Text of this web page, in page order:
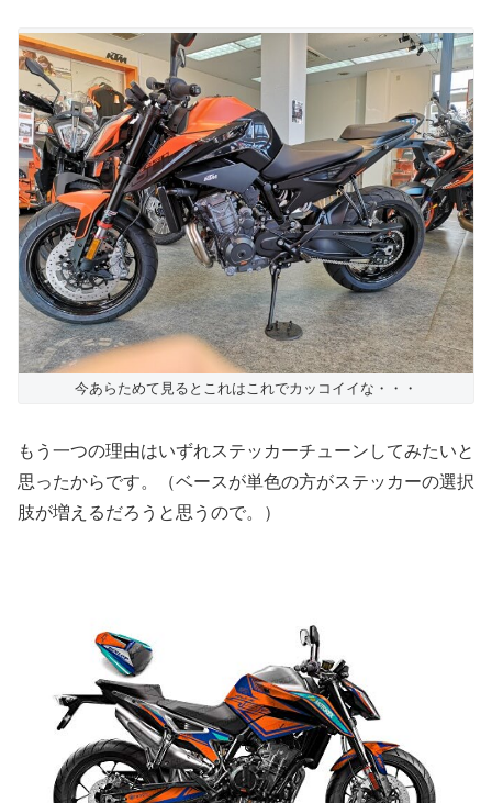
今あらためて見るとこれはこれでカッコイイな・・・
もう一つの理由はいずれステッカーチューンしてみたいと
思ったからです。（ベースが単色の方がステッカーの選択
肢が増えるだろうと思うので。）